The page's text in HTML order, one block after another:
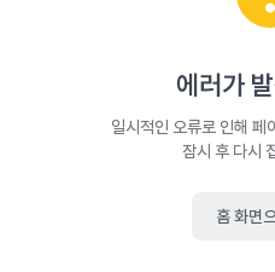
에러가
일시적인 오류로 인해 페
잠시 후 다시
홈 화면